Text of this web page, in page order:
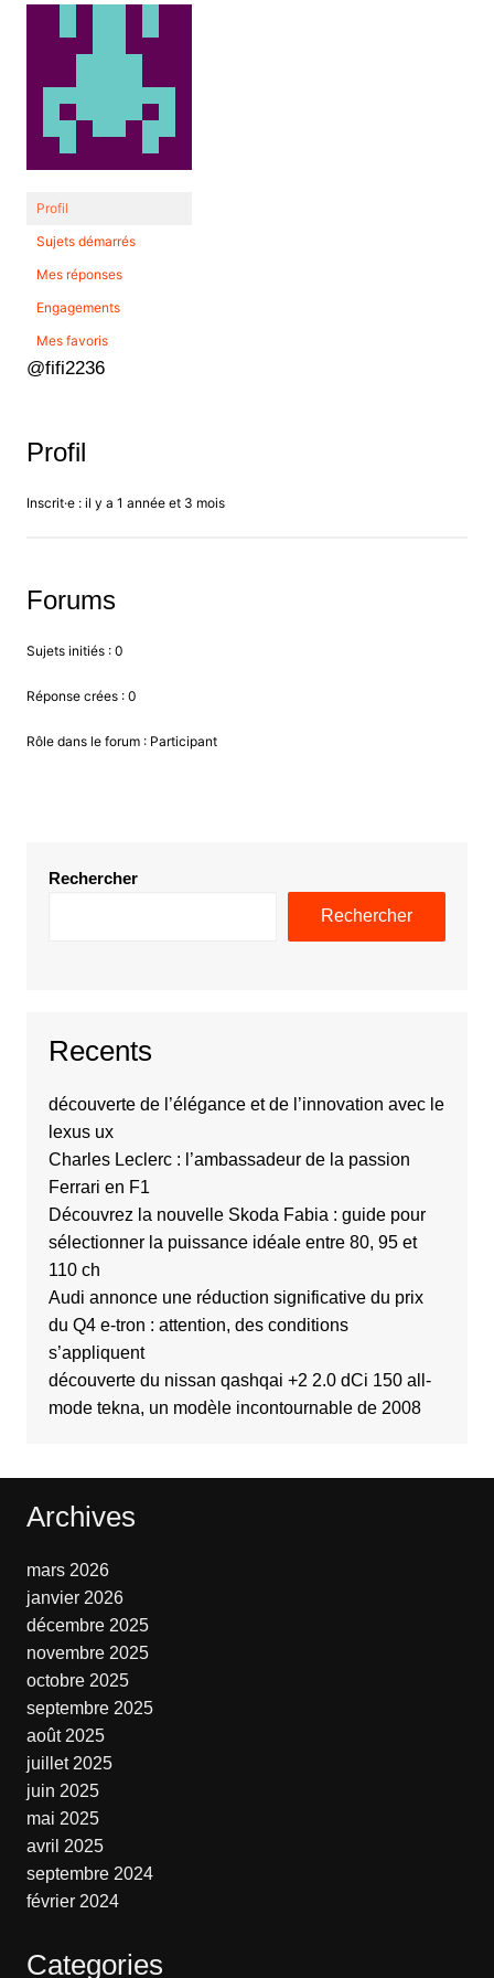
Profil
Sujets démarrés
Mes réponses
Engagements
Mes favoris
@fifi2236
Profil
Inscrit·e : il y a 1 année et 3 mois
Forums
Sujets initiés : 0
Réponse crées : 0
Rôle dans le forum : Participant
Rechercher
Rechercher
Recents
découverte de l’élégance et de l’innovation avec le
lexus ux
Charles Leclerc : l’ambassadeur de la passion
Ferrari en F1
Découvrez la nouvelle Skoda Fabia : guide pour
sélectionner la puissance idéale entre 80, 95 et
110 ch
Audi annonce une réduction significative du prix
du Q4 e-tron : attention, des conditions
s’appliquent
découverte du nissan qashqai +2 2.0 dCi 150 all-
mode tekna, un modèle incontournable de 2008
Archives
mars 2026
janvier 2026
décembre 2025
novembre 2025
octobre 2025
septembre 2025
août 2025
juillet 2025
juin 2025
mai 2025
avril 2025
septembre 2024
février 2024
Categories